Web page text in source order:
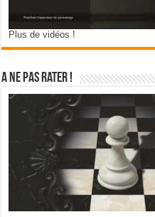
Plus de vidéos !
A ne pas rater !